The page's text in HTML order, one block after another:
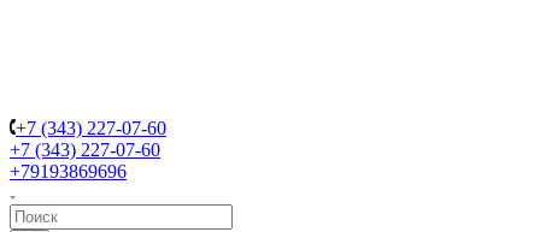
+7 (343) 227-07-60
+7 (343) 227-07-60
+79193869696